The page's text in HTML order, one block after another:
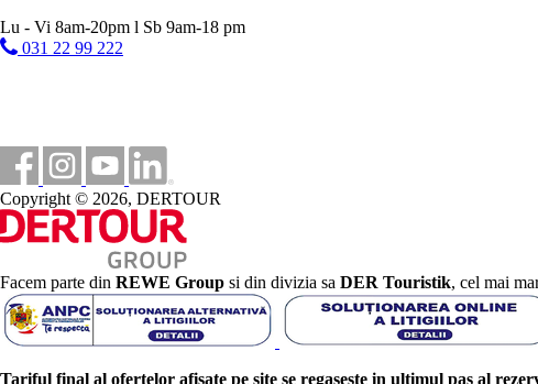
Lu - Vi 8am-20pm l Sb 9am-18 pm
031 22 99 222
Copyright © 2026, DERTOUR
Facem parte din REWE Group si din divizia sa DER Touristik, cel mai
Tariful final al ofertelor afisate pe site se regaseste in ultimul pas al